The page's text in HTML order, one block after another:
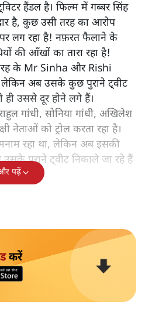
हैंडल है। फिल्म में गब्बर सिंह
है, कुछ उसी तरह का आरोप
लग रहा है! नफ़रत फैलाने के
की आँखों का तारा रहा है!
के Mr Sinha और Rishi
अब उसके कुछ पुराने ट्वीट
उससे दूर होने लगे हैं।
गांधी, सोनिया गांधी, अखिलेश
नेताओं को ट्रोल करता रहा है।
रहा था, लेकिन अब इसकी
पुराने ट्वीट निकाले जा रहे हैं
पढ़ें
करें